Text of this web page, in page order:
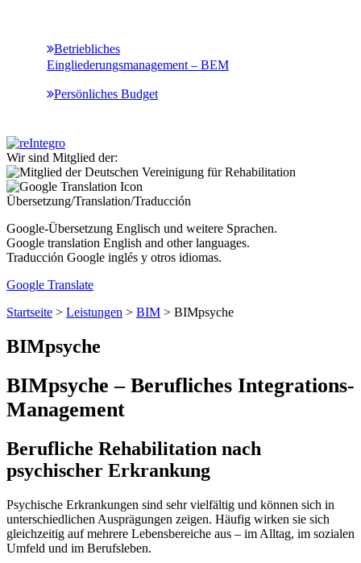
Betriebliches
Eingliederungsmanagement – BEM
Persönliches Budget
Wir sind Mitglied der:
Übersetzung/Translation/Traducción
Google-Übersetzung Englisch und weitere Sprachen.
Google translation English and other languages.
Traducción Google inglés y otros idiomas.
Google Translate
Startseite > Leistungen > BIM > BIMpsyche
BIMpsyche
BIMpsyche – Berufliches Integrations-
Management
Berufliche Rehabilitation nach
psychischer Erkrankung
Psychische Erkrankungen sind sehr vielfältig und können sich in
unterschiedlichen Ausprägungen zeigen. Häufig wirken sie sich
gleichzeitig auf mehrere Lebensbereiche aus – im Alltag, im sozialen
Umfeld und im Berufsleben.